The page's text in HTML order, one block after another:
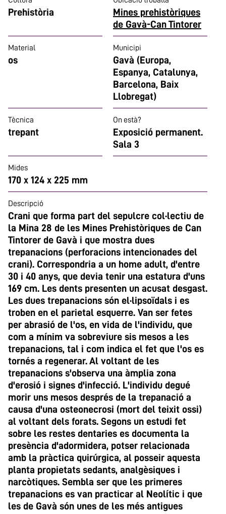
Prehistòria
Mines prehistòriques
de Gavà-Can Tintorer
Material
os
Municipi
Gavà (Europa,
Espanya, Catalunya,
Barcelona, Baix
Llobregat)
Tècnica
trepant
On està?
Exposició permanent.
Sala 3
Mides
170 x 124 x 225 mm
Descripció
Crani que forma part del sepulcre col·lectiu de
la Mina 28 de les Mines Prehistòriques de Can
Tintorer de Gavà i que mostra dues
trepanacions (perforacions intencionades del
crani). Correspondria a un home adult, d'entre
30 i 40 anys, que devia tenir una estatura d'uns
169 cm. Les dents presenten un acusat desgast.
Les dues trepanacions són el·lipsoïdals i es
troben en el parietal esquerre. Van ser fetes
per abrasió de l'os, en vida de l'individu, que
com a mínim va sobreviure sis mesos a les
trepanacions, tal i com indica el fet que l'os es
tornés a regenerar. Al voltant de les
trepanacions s'observa una àmplia zona
d'erosió i signes d'infecció. L'individu degué
morir uns mesos després de la trepanació a
causa d'una osteonecrosi (mort del teixit ossi)
al voltant dels forats. Segons un estudi fet
sobre les restes dentaries es documenta la
presència d'adormidera, potser relacionada
amb la pràctica quirúrgica, al posseir aquesta
planta propietats sedants, analgèsiques i
narcòtiques. Sembla ser que les primeres
trepanacions es van practicar al Neolític i que
les de Gavà són unes de les més antigues